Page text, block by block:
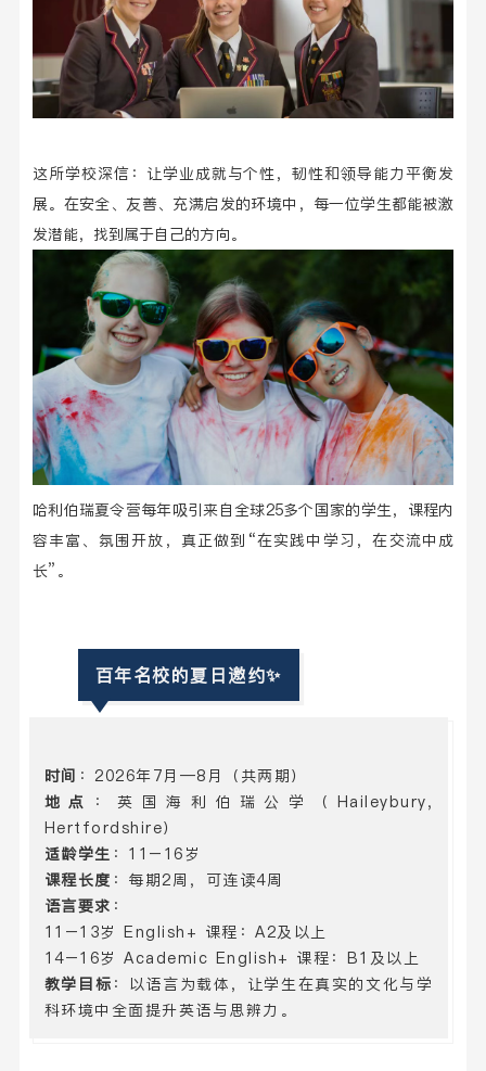
这所学校深信：让学业成就与个性，韧性和领导能力平衡发
展。在安全、友善、充满启发的环境中，每一位学生都能被激
发潜能，找到属于自己的方向。
哈利伯瑞夏令营每年吸引来自全球25多个国家的学生，课程内
容丰富、氛围开放，真正做到“在实践中学习，在交流中成
长”。
百年名校的夏日邀约✨
时间 ：2026年7月—8月（共两期）
地点 ：英国海利伯瑞公学（Haileybury,
Hertfordshire）
适龄学生 ：11–16岁
课程长度 ：每期2周，可连读4周
语言要求 ：
11–13岁 English+ 课程：A2及以上
14–16岁 Academic English+ 课程：B1及以上
教学目标 ：以语言为载体，让学生在真实的文化与学
科环境中全面提升英语与思辨力。